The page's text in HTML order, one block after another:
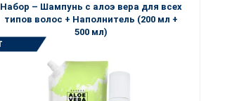
Набор – Шампунь с алоэ вера для всех
типов волос + Наполнитель (200 мл +
500 мл)